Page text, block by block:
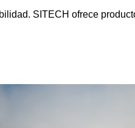
SITECH ofrece